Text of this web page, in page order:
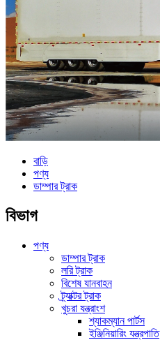
বাড়ি
পণ্য
ডাম্পার ট্রাক
বিভাগ
পণ্য
ডাম্পার ট্রাক
লরি ট্রাক
বিশেষ যানবাহন
ট্র্যাক্টর ট্রাক
খুচরা যন্ত্রাংশ
শ্যাকম্যান পার্টস
ইঞ্জিনিয়ারিং যন্ত্রপাতি